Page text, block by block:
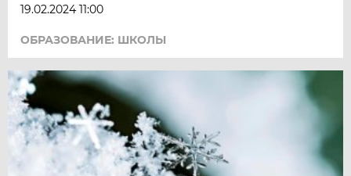
19.02.2024 11:00
ОБРАЗОВАНИЕ: ШКОЛЫ